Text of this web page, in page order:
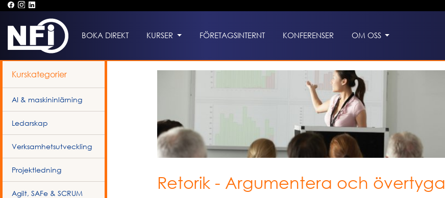
BOKA DIREKT KURSER FÖRETAGSINTERNT KONFERENSER OM OSS
Kurskategorier
AI & maskininlärning
Ledarskap
Verksamhetsutveckling
Projektledning
Agilt, SAFe & SCRUM
Retorik - Argumentera och övertyga